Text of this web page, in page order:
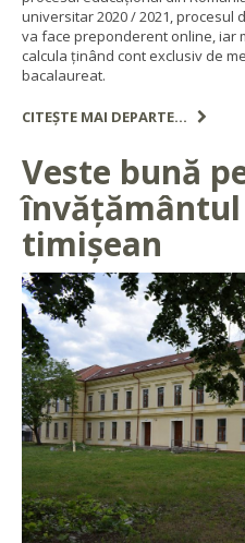
universitar 2020 / 2021, procesul
va face preponderent online, iar
calcula ținând cont exclusiv de
bacalaureat.
CITEȘTE MAI DEPARTE...
Veste bună
timişean